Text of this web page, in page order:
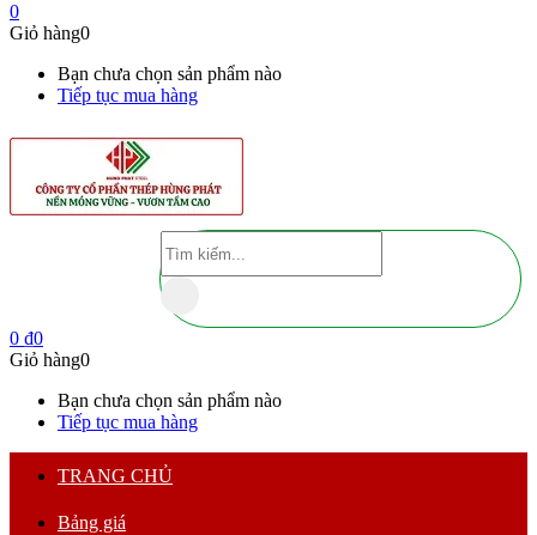
0
Giỏ hàng0
Bạn chưa chọn sản phẩm nào
Tiếp tục mua hàng
0 ₫0
Giỏ hàng0
Bạn chưa chọn sản phẩm nào
Tiếp tục mua hàng
TRANG CHỦ
Bảng giá